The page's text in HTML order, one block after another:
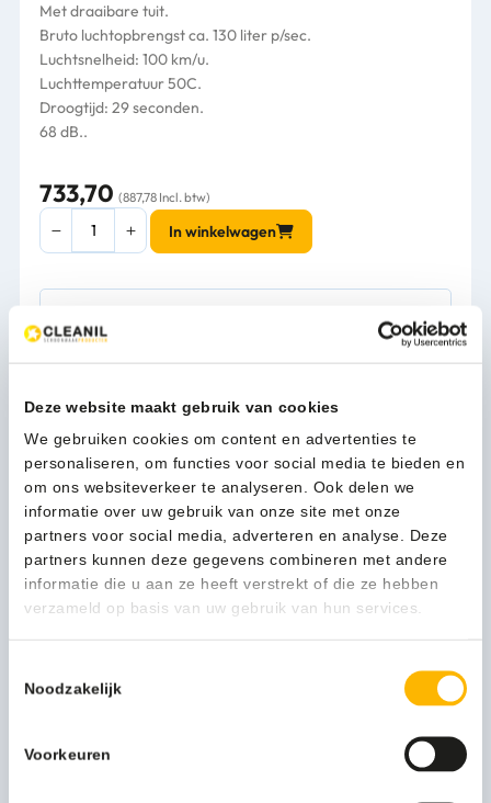
Deze website maakt gebruik van cookies
We gebruiken cookies om content en advertenties te
personaliseren, om functies voor social media te bieden en
om ons websiteverkeer te analyseren. Ook delen we
informatie over uw gebruik van onze site met onze
partners voor social media, adverteren en analyse. Deze
partners kunnen deze gegevens combineren met andere
informatie die u aan ze heeft verstrekt of die ze hebben
verzameld op basis van uw gebruik van hun services.
Noodzakelijk
Voorkeuren
Met draaibare tuit.
Bruto luchtopbrengst ca. 130 liter p/sec.
Luchtsnelheid: 100 km/u.
Luchttemperatuur 50C.
Droogtijd: 29 seconden.
68 dB..
733,70 (887,78 Incl. btw)
Mediclinics
Handendroger
look
-
12220
In winkelwagen
Neem contact op
Beschrijving
Misschien ziet u het al helemaal voor u een donkere muur,
vaak dieper in de buidel tasten dan u wilt. Behalve als u kiest
voor de stijlvolle accessoires van onze Mediclinics-lijn door
bent u verzekerd van luxueus rvs design, dat bovendien